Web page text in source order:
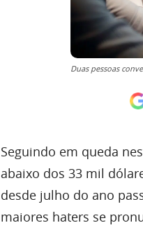
Duas pessoas
Seguindo em queda
abaixo dos 33 mil
desde julho do ano
maiores haters se